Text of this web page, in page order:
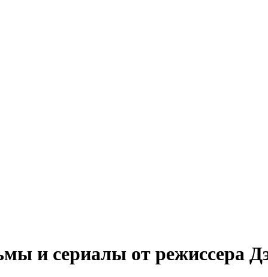
и сериалы от режиссера